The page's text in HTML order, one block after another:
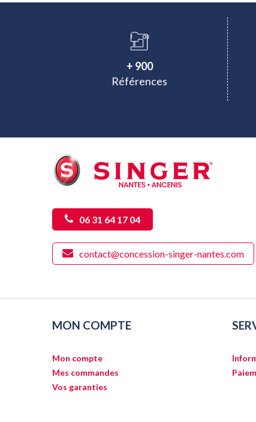
+ 900
Références
06 31 64 17 04
contact@concession-singer-nantes.com
MON COMPTE
Mon compte
Mes commandes
Vos garanties